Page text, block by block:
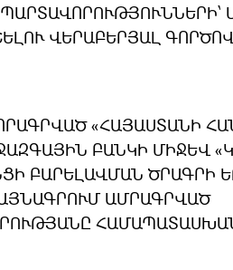
ՎԵՐԱԲԵՐՅԱԼ
«ՀԱՅԱՍՏԱՆԻ
ԲԱՆԿԻ ՄԻՋԵՎ
ԲԱՐԵԼԱՎՄԱՆ ԾՐԱԳՐԻ
ԱՄՐԱԳՐՎԱԾ